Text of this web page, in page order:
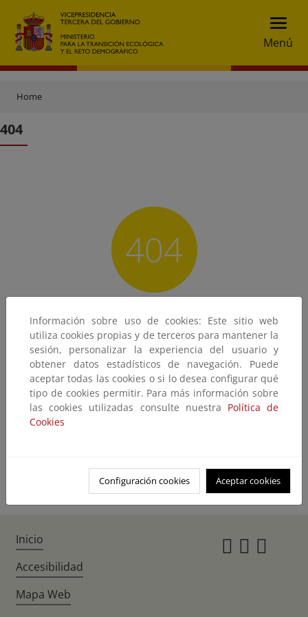
Menú
Home
404
404
No encontramos lo que nos pide
El contenido que ha solicitado no existe o no está disponible en este
momento.
Quizás pueda encontrarlo con el buscador
Información sobre uso de cookies: Este sitio web
utiliza cookies propias y de terceros para mantener la
sesión, personalizar la experiencia del usuario y
obtener datos estadísticos de navegación. Puede
aceptar todas las cookies o si lo desea configurar qué
tipo de cookies permitir. Para más información sobre
las cookies utilizadas consulte nuestra Política de
Cookies
Configuración cookies Aceptar cookies
Inicio
Accesibilidad
Mapa Web